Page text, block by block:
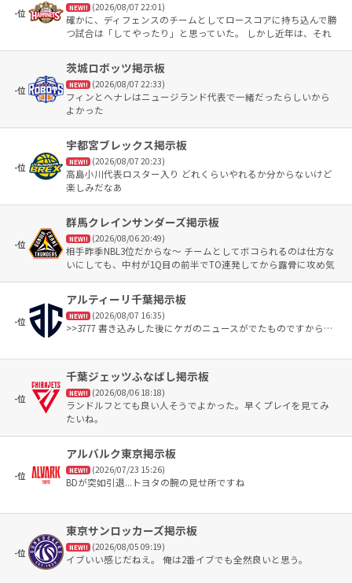
-位 NEW!! (2026/08/07 22:01)
確かに、ディフェンスのチームとしてロースコアに持ち込んで勝
つ試合は「してやったり」と思っていた。 しかし近年は、それ
ディフェンスのギアを上げ、秋田を翻弄していく、。 チームの
約束事があって、選手の意思疎通ができないで、もどかしい負
けを見るにつけどんな縛りかあるの？ 秋田だけなんかいびつな
の？ 元秋田の保岡や長谷川、小野寺も他では伸び伸びやってい
る、、。この違いは？なんなの？そう見て取れた。 バスケはや
はり点取りゲーム。攻撃は最大の防御！９０-８９でも勝てばい
いのか、、。そう思ったりもした。 最下位を経験して、チーム
体制を見直した今季。 勝ちにこだわる、新生秋田を見せてほし
い。
-位
茨城ロボッツ掲示板
NEW!! (2026/08/07 22:33)
フィンとヘナレはニュージランド代表で一緒だったらしいから
よかった
-位
宇都宮ブレックス掲示板
NEW!! (2026/08/07 20:23)
高島小川代表ロスター入り どれくらいやれるか分からないけど
楽しみだなあ
-位
群馬クレインサンダーズ掲示板
NEW!! (2026/08/06 20:49)
相手昨季NBL3位だからな〜 チームとしてボコられるのは仕方な
いにしても、中村が1Q目の前半でTO連発してから露骨に攻め気
期待されてたのにFGA5本で下から3番目は流石に少ない
-位
アルティーリ千葉掲示板
NEW!! (2026/08/07 16:35)
>>3777 書き込みした後にケガのニュースがでたものですから…
-位
千葉ジェッツふなばし掲示板
NEW!! (2026/08/06 18:18)
ランドルフとても良い人そうでよかった。早くプレイを見てみ
たいね。
-位
アルバルク東京掲示板
NEW!! (2026/07/23 15:26)
BDが突如引退...トヨタの腕の見せ所ですね
-位
東京サンロッカーズ掲示板
NEW!! (2026/08/05 09:19)
イブいい感じだねえ。 俺は2番イブでも全然良いと思う。